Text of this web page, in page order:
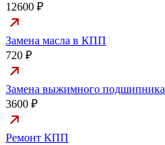
12600 ₽
Замена масла в КПП
720 ₽
Замена выжимного подшипника
3600 ₽
Ремонт КПП